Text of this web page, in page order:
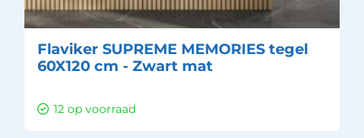
Flaviker SUPREME MEMORIES tegel
60X120 cm - Zwart mat
12 op voorraad